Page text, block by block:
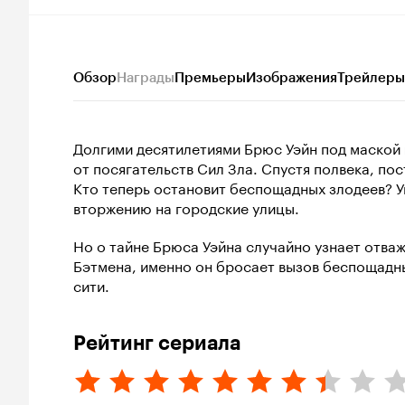
ОбзорНаградыПремьерыИзображенияТрейлеры
Долгими десятилетиями Брюс Уэйн под
от посягательств Сил Зла. Спустя полвека,
Кто теперь остановит беспощадных злодеев?
вторжению на городские улицы.
Но о тайне Брюса Уэйна случайно узнает
Бэтмена, именно он бросает вызов
сити.
Рейтинг сериала